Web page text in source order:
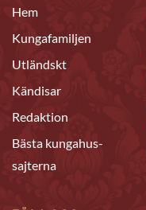
Hem
Kungafamiljen
Utländskt
Kändisar
Redaktion
Bästa kungahus-
sajterna